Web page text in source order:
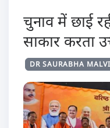
चुनाव में छाई
साकार करता
DR SAURABHA